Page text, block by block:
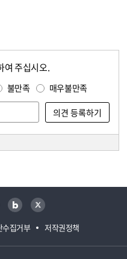
여 주십시오.
불만족 매우불만족
수집거부 저작권정책
블로그 트위터